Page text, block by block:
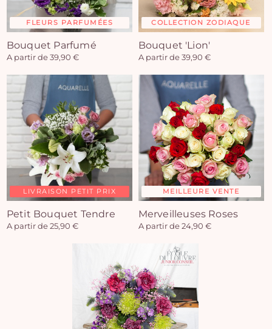
FLEURS PARFUMÉES
Bouquet Parfumé
A partir de 39,90 €
COLLECTION ZODIAQUE
Bouquet 'Lion'
A partir de 39,90 €
LIVRAISON PETIT PRIX
Petit Bouquet Tendre
A partir de 25,90 €
MEILLEURE VENTE
Merveilleuses Roses
A partir de 24,90 €